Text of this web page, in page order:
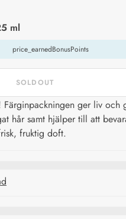
ml
price_earnedBonusPoints
SOLDOUT
ger liv och
hår samt hjälper till att
fruktig doft.